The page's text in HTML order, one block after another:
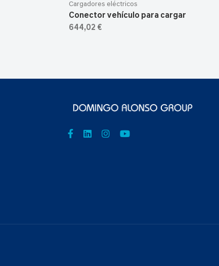
Cargadores eléctricos
Conector vehículo para cargar
644,02 €